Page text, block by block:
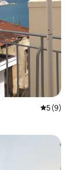
Średnia
5 (9)